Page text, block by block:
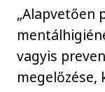
„Alapvetően
vagyis
megelőzése,